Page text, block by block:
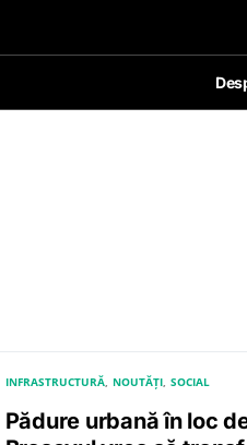
INFRASTRUCTURĂ NOUTĂȚI SOCIAL
Pădure urbană în loc